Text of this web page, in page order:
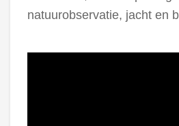
natuurobservatie, jacht en